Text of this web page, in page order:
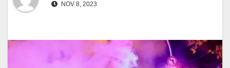
NOV 8, 2023